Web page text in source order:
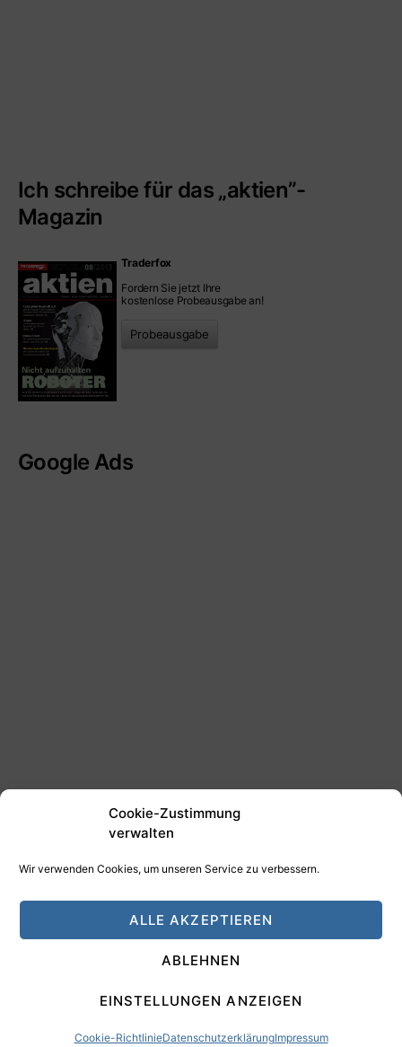
Cookie-Zustimmung
verwalten
Wir verwenden Cookies, um unseren Service zu verbessern.
ALLE AKZEPTIEREN
ABLEHNEN
EINSTELLUNGEN ANZEIGEN
Cookie-RichtlinieDatenschutzerklärungImpressum
Ich schreibe für das „aktien”-
Magazin
Traderfox
Fordern Sie jetzt Ihre
kostenlose Probeausgabe an!
Probeausgabe
Google Ads
HAMANN DESIGN - Digitale Medien
Impressum Datenschutz